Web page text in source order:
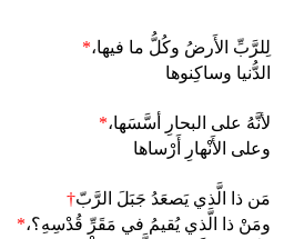
لِلرَّبِّ الأَرضُ وكُلُّ ما فيها،*
الدُّنيا وساكِنوها
لأنَّهُ على البحارِ أسَّسَها،*
وعلى الأَنْهارِ أَرْساها
مَن ذا الَّذي يَصعَدُ جَبَلَ الرَّبّ†
ومَنْ ذا الَّذي يُقيمُ في مَقَرِّ قُدْسِهِ؟،*